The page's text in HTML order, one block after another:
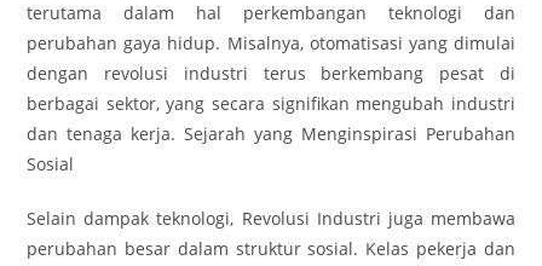
terutama dalam hal perkembangan teknologi dan
perubahan gaya hidup. Misalnya, otomatisasi yang dimulai
dengan revolusi industri terus berkembang pesat di
berbagai sektor, yang secara signifikan mengubah industri
dan tenaga kerja. Sejarah yang Menginspirasi Perubahan
Sosial
Selain dampak teknologi, Revolusi Industri juga membawa
perubahan besar dalam struktur sosial. Kelas pekerja dan